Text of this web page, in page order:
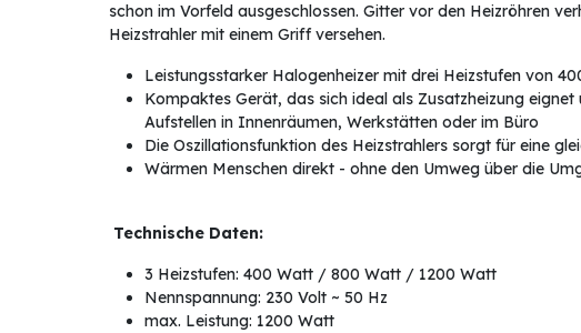
schon im Vorfeld ausgeschlossen. Gitter vor den Heizröhren
Heizstrahler mit einem Griff versehen.
Leistungsstarker Halogenheizer mit drei Heizstufen von
Kompaktes Gerät, das sich ideal als Zusatzheizung
Aufstellen in Innenräumen, Werkstätten oder im Büro
Die Oszillationsfunktion des Heizstrahlers sorgt für eine
Wärmen Menschen direkt - ohne den Umweg über die
Technische Daten:
3 Heizstufen: 400 Watt / 800 Watt / 1200 Watt
Nennspannung: 230 Volt ~ 50 Hz
max. Leistung: 1200 Watt